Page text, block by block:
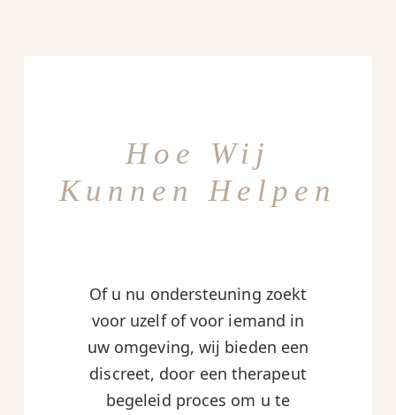
Hoe Wij
Kunnen Helpen
Of u nu ondersteuning zoekt
voor uzelf of voor iemand in
uw omgeving, wij bieden een
discreet, door een therapeut
begeleid proces om u te